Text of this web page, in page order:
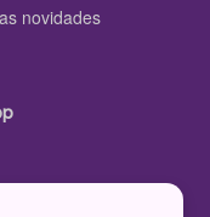
novidades